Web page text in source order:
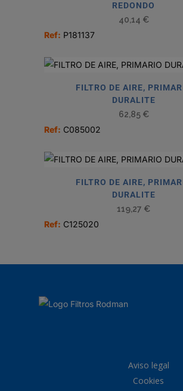
REDONDO
40,14 €
Ref: P181137
FILTRO DE AIRE,
DURALITE
62,85 €
Ref: C085002
FILTRO DE AIRE,
DURALITE
119,27 €
Ref: C125020
Aviso legal
Cookies